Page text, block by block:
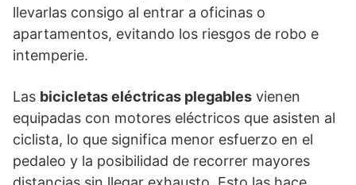
llevarlas consigo al entrar a oficinas o
apartamentos, evitando los riesgos de robo e
intemperie.
Las bicicletas eléctricas plegables vienen
equipadas con motores eléctricos que asisten al
ciclista, lo que significa menor esfuerzo en el
pedaleo y la posibilidad de recorrer mayores